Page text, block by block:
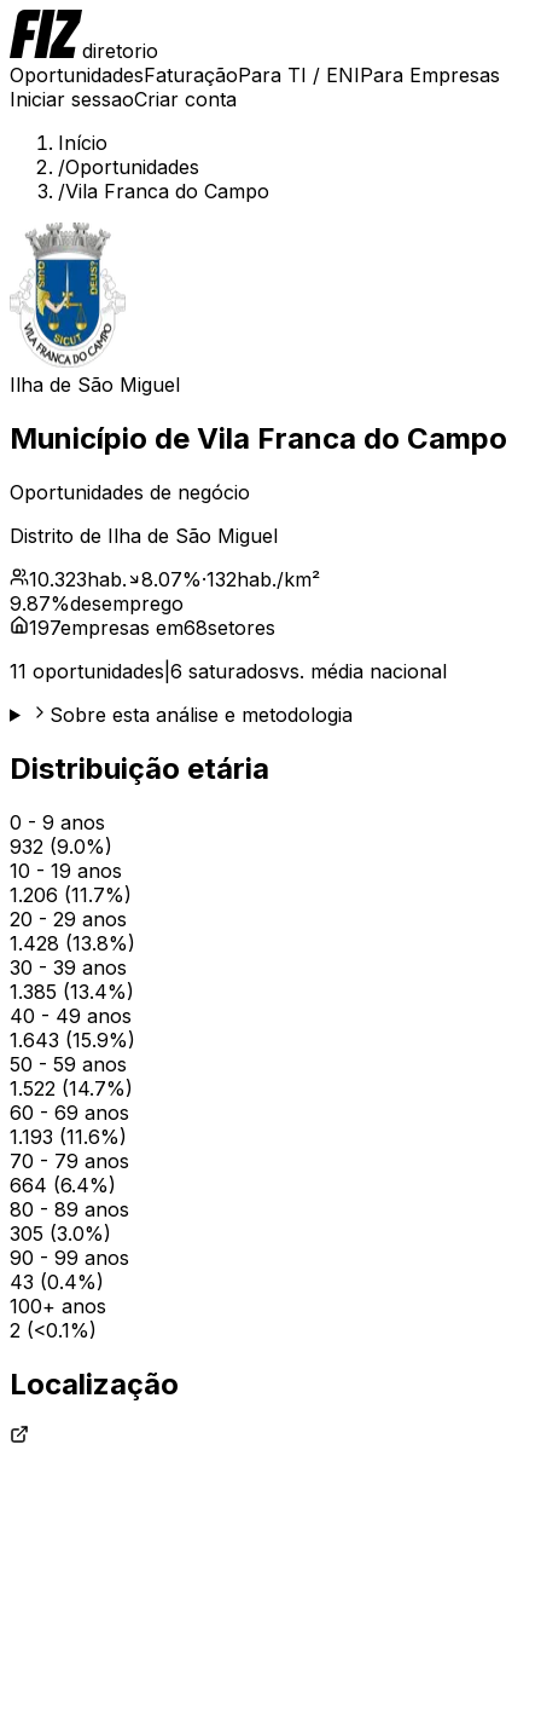
diretorio
OportunidadesFaturaçãoPara TI / ENIPara Empresas
Iniciar sessaoCriar conta
Início
/Oportunidades
/Vila Franca do Campo
Ilha de São Miguel
Município de Vila Franca do Campo
Oportunidades de negócio
Distrito de Ilha de São Miguel
10.323hab. 8.07%·132hab./km²
9.87%desemprego
197empresas em68setores
11 oportunidades 6 saturadosvs. média nacional
Sobre esta análise e metodologia
Distribuição etária
0 - 9 anos
932 (9.0%)
10 - 19 anos
1.206 (11.7%)
20 - 29 anos
1.428 (13.8%)
30 - 39 anos
1.385 (13.4%)
40 - 49 anos
1.643 (15.9%)
50 - 59 anos
1.522 (14.7%)
60 - 69 anos
1.193 (11.6%)
70 - 79 anos
664 (6.4%)
80 - 89 anos
305 (3.0%)
90 - 99 anos
43 (0.4%)
100+ anos
2 (<0.1%)
Localização